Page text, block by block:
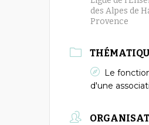
des Alpes de
Provence
Le
d'une